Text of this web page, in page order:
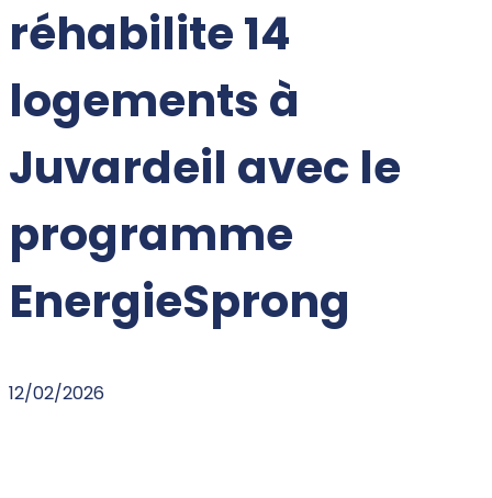
réhabilite 14
logements à
Juvardeil avec le
programme
EnergieSprong
12/02/2026